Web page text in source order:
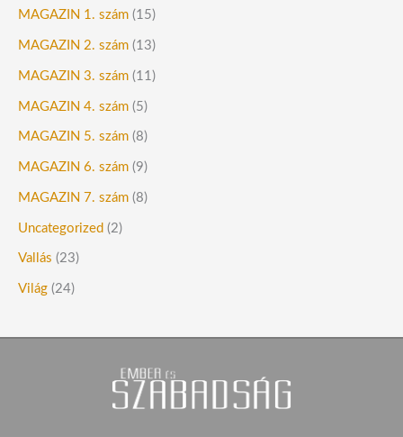
MAGAZIN 1. szám (15)
MAGAZIN 2. szám (13)
MAGAZIN 3. szám (11)
MAGAZIN 4. szám (5)
MAGAZIN 5. szám (8)
MAGAZIN 6. szám (9)
MAGAZIN 7. szám (8)
Uncategorized (2)
Vallás (23)
Világ (24)